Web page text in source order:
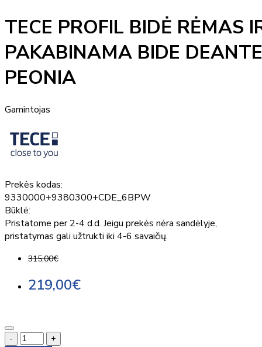
TECE PROFIL BIDĖ RĖMAS
PAKABINAMA BIDE DEANTE
PEONIA
Gamintojas
Prekės kodas:
9330000+9380300+CDE_6BPW
Būklė:
Pristatome per 2-4 d.d. Jeigu prekės nėra sandėlyje,
pristatymas gali užtrukti iki 4-6 savaičių.
315,00€
219,00€
-
+